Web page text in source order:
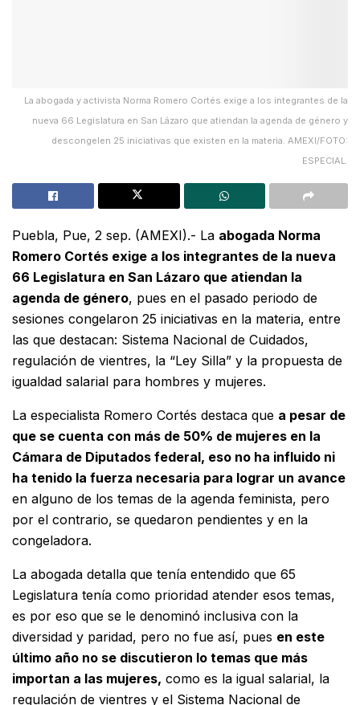
La abogada y activista Norma Romero Cortés exige a los integrantes de la
nueva 66 Legislatura en San Lázaro que atiendan la agenda de género y
descongelen 25 iniciativas que existen en la materia. AMEXI/FOTO:
ESPECIAL.
Puebla, Pue, 2 sep. (AMEXI).- La abogada Norma
Romero Cortés exige a los integrantes de la nueva
66 Legislatura en San Lázaro que atiendan la
agenda de género, pues en el pasado periodo de
sesiones congelaron 25 iniciativas en la materia, entre
las que destacan: Sistema Nacional de Cuidados,
regulación de vientres, la “Ley Silla” y la propuesta de
igualdad salarial para hombres y mujeres.
La especialista Romero Cortés destaca que a pesar de
que se cuenta con más de 50% de mujeres en la
Cámara de Diputados federal, eso no ha influido ni
ha tenido la fuerza necesaria para lograr un avance
en alguno de los temas de la agenda feminista, pero
por el contrario, se quedaron pendientes y en la
congeladora.
La abogada detalla que tenía entendido que 65
Legislatura tenía como prioridad atender esos temas,
es por eso que se le denominó inclusiva con la
diversidad y paridad, pero no fue así, pues en este
último año no se discutieron lo temas que más
importan a las mujeres, como es la igual salarial, la
regulación de vientres y el Sistema Nacional de